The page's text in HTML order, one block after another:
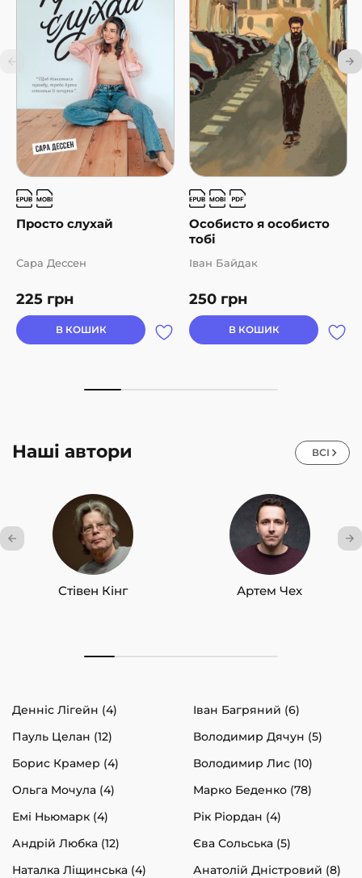
Просто слухай
225 грн
Сара Дессен
В КОШИК
Особисто я особисто
тобі
250 грн
Іван Байдак
В КОШИК
Наші автори ВСІ
Стівен Кінг Артем Чех
Денніс Лігейн (4)
Іван Багряний (6)
Пауль Целан (12)
Володимир Дячун (5)
Борис Крамер (4)
Володимир Лис (10)
Ольга Мочула (4)
Марко Беденко (78)
Емі Ньюмарк (4)
Рік Ріордан (4)
Андрій Любка (12)
Єва Сольська (5)
Наталка Ліщинська (4)
Анатолій Дністровий (8)